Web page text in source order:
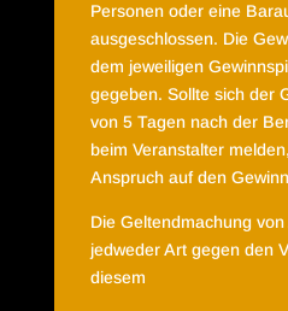
Personen oder eine
ausgeschlossen. Die
dem jeweiligen
gegeben. Sollte sich der
von 5 Tagen nach der
beim Veranstalter
Anspruch auf den
Die Geltendmachung
jedweder Art gegen den
diesem